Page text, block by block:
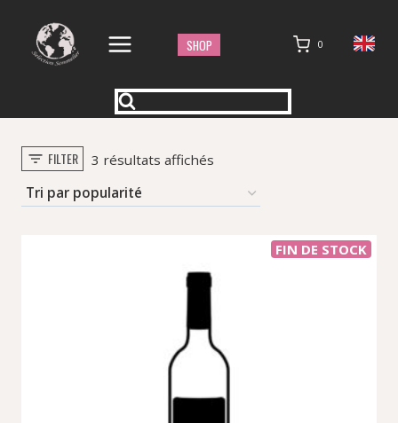
contenu
SHOP 0
FILTER 3 résultats affichésTrié
popularité
FIN DE STOCK